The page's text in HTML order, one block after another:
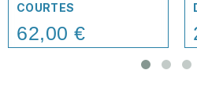
COURTES
Price
62,00 €